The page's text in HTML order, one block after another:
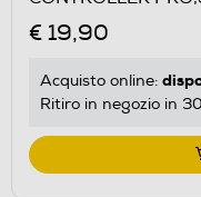
€ 19,90
Acquisto online:
Ritiro in negozio in